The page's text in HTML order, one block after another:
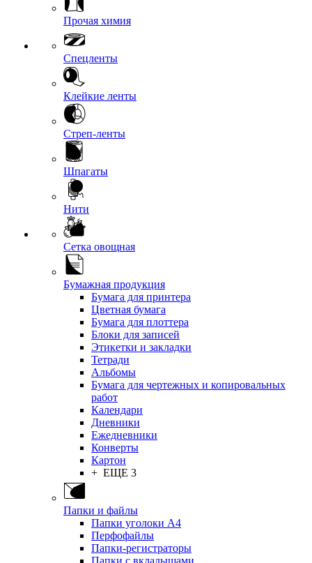
Прочая химия
Спецленты
Клейкие ленты
Стреп-ленты
Шпагаты
Нити
Сетка овощная
Бумажная продукция
Бумага для принтера
Цветная бумага
Бумага для плоттера
Блоки для записей
Этикетки и закладки
Тетради
Альбомы
Бумага для чертежных и копировальных
работ
Календари
Дневники
Ежедневники
Конверты
Картон
+ ЕЩЕ 3
Папки и файлы
Папки уголоки А4
Перфофайлы
Папки-регистраторы
Папки с вкладышами